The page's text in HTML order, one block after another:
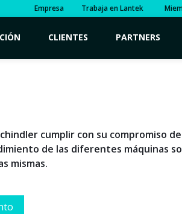
Empresa Trabaja en Lantek
CLIENTES PARTNERS
cumplir con su compromiso
de las diferentes máquinas
mismas.